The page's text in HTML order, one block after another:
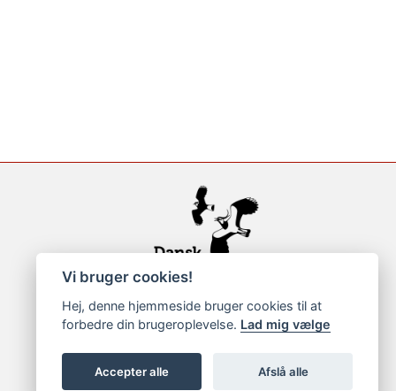
Vi bruger cookies!
Hej, denne hjemmeside bruger cookies til at
forbedre din brugeroplevelse. Lad mig vælge
Accepter alle Afslå alle